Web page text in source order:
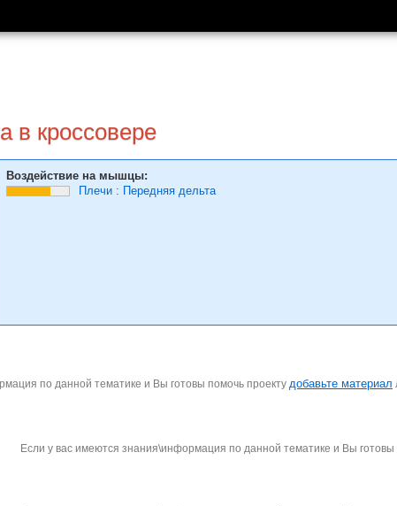
в кроссовере
Воздействие на мышцы:
Плечи : Передняя дельта
по данной тематике и Вы готовы помочь проекту добавьте материал
Если у вас имеются знания\информация по данной тематике и Вы готовы